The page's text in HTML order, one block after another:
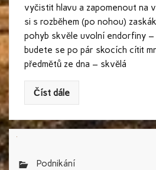
vyčistit hlavu a zapomenout na
si s rozběhem (po nohou)
pohyb skvěle uvolní endorfiny
budete se po pár skocích cítit
předmětů ze dna – skvělá
Číst dále
Podnikání